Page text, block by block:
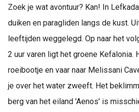
Zoek je wat avontuur? Kan! In
duiken en paragliden langs de kust.
leeftijden weggelegd. Op naar het
2 uur varen ligt het groene Kefalonia.
roeibootje en vaar naar Melissani
je over het water zweeft. Het
berg van het eiland 'Aenos' is